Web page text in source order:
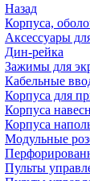
Назад
Корпуса,
Аксессуары
Дин-рейка
Зажимы для
Кабельные
Корпуса для
Корпуса
Корпуса
Модульные
Пульты